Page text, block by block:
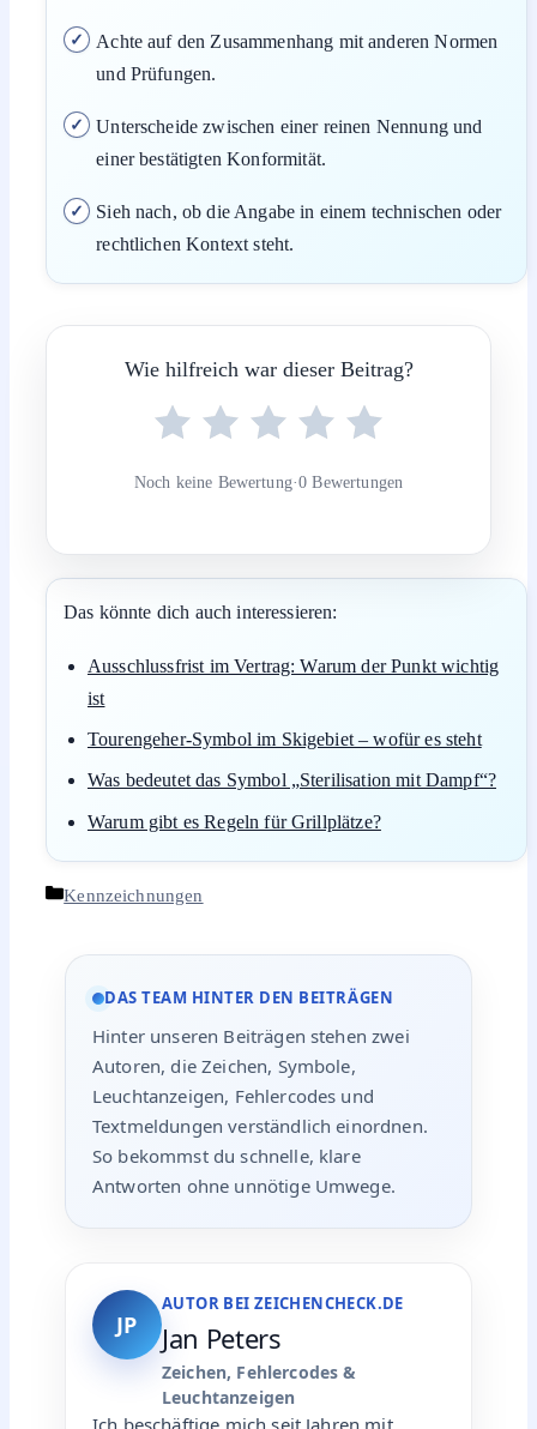
Achte auf den Zusammenhang mit anderen Normen
und Prüfungen.
Unterscheide zwischen einer reinen Nennung und
einer bestätigten Konformität.
Sieh nach, ob die Angabe in einem technischen oder
rechtlichen Kontext steht.
Wie hilfreich war dieser Beitrag?
Noch keine Bewertung·0 Bewertungen
Das könnte dich auch interessieren:
Ausschlussfrist im Vertrag: Warum der Punkt wichtig
ist
Tourengeher-Symbol im Skigebiet – wofür es steht
Was bedeutet das Symbol „Sterilisation mit Dampf“?
Warum gibt es Regeln für Grillplätze?
Kategorien
Kennzeichnungen
DAS TEAM HINTER DEN BEITRÄGEN
Hinter unseren Beiträgen stehen zwei
Autoren, die Zeichen, Symbole,
Leuchtanzeigen, Fehlercodes und
Textmeldungen verständlich einordnen.
So bekommst du schnelle, klare
Antworten ohne unnötige Umwege.
JP
AUTOR BEI ZEICHENCHECK.DE
Jan Peters
Zeichen, Fehlercodes &
Leuchtanzeigen